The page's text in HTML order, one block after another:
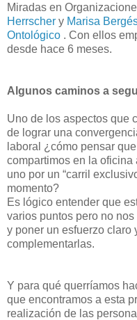
Miradas en
Herrscher y Marisa
Ontológico . Con ellos
desde hace 6 meses.
Algunos caminos a
Uno de los aspectos que
de lograr una
laboral ¿cómo pensar
compartimos en la oficina
uno por un “carril
momento?
Es lógico entender que
varios puntos pero no
y poner un esfuerzo claro
complementarlas.
Y para qué querríamos
que encontramos a esta
realización de las